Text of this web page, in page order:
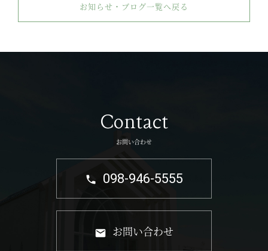
お知らせ・ブログ一覧へ戻る
Contact
お問い合わせ
098-946-5555
お問い合わせ